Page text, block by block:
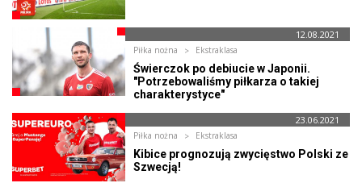
12.08.2021
Piłka nożna Ekstraklasa
Świerczok po debiucie w Japonii.
"Potrzebowaliśmy piłkarza o takiej
charakterystyce"
23.06.2021
Piłka nożna Ekstraklasa
Kibice prognozują zwycięstwo Polski ze
Szwecją!